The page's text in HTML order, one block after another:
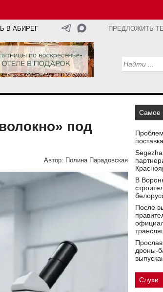
В АБИРЕГ ПРЕДЛОЖИТЬ
под
Автор: Полина Парадовская
Самое
В
После
дроны-
Слухи